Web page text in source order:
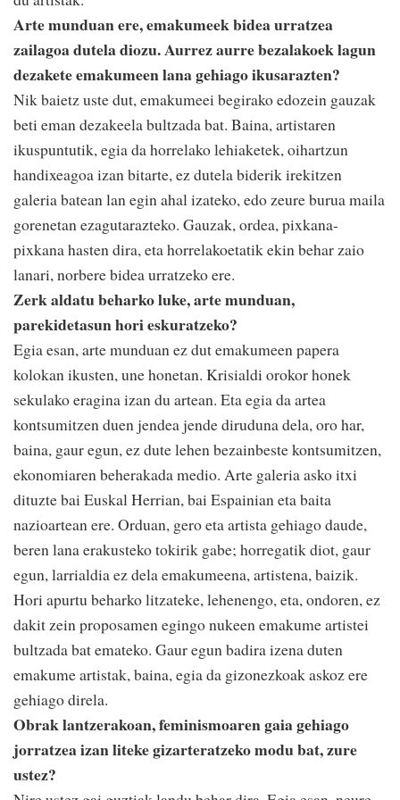
Arte munduan ere, emakumeek bidea urratzea
zailagoa dutela diozu. Aurrez aurre bezalakoek lagun
dezakete emakumeen lana gehiago ikusarazten?
Nik baietz uste dut, emakumeei begirako edozein gauzak
beti eman dezakeela bultzada bat. Baina, artistaren
ikuspuntutik, egia da horrelako lehiaketek, oihartzun
handixeagoa izan bitarte, ez dutela biderik irekitzen
galeria batean lan egin ahal izateko, edo zeure burua maila
gorenetan ezagutarazteko. Gauzak, ordea, pixkana-
pixkana hasten dira, eta horrelakoetatik ekin behar zaio
lanari, norbere bidea urratzeko ere.
Zerk aldatu beharko luke, arte munduan,
parekidetasun hori eskuratzeko?
Egia esan, arte munduan ez dut emakumeen papera
kolokan ikusten, une honetan. Krisialdi orokor honek
sekulako eragina izan du artean. Eta egia da artea
kontsumitzen duen jendea jende diruduna dela, oro har,
baina, gaur egun, ez dute lehen bezainbeste kontsumitzen,
ekonomiaren beherakada medio. Arte galeria asko itxi
dituzte bai Euskal Herrian, bai Espainian eta baita
nazioartean ere. Orduan, gero eta artista gehiago daude,
beren lana erakusteko tokirik gabe; horregatik diot, gaur
egun, larrialdia ez dela emakumeena, artistena, baizik.
Hori apurtu beharko litzateke, lehenengo, eta, ondoren, ez
dakit zein proposamen egingo nukeen emakume artistei
bultzada bat emateko. Gaur egun badira izena duten
emakume artistak, baina, egia da gizonezkoak askoz ere
gehiago direla.
Obrak lantzerakoan, feminismoaren gaia gehiago
jorratzea izan liteke gizarteratzeko modu bat, zure
ustez?